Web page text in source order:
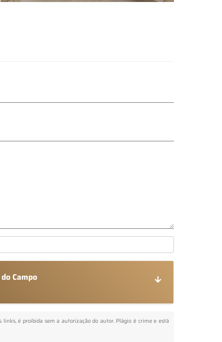
Campo
é proibida sem a autorização do autor. Plágio é crime e está